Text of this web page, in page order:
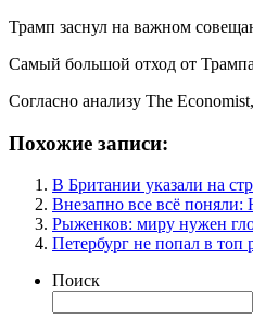
Трамп заснул на важном
Самый большой отход от
Согласно анализу The
Похожие записи:
В Британии указали на
Внезапно все всё поняли:
Рыженков: миру нужен
Петербург не попал в
Поиск